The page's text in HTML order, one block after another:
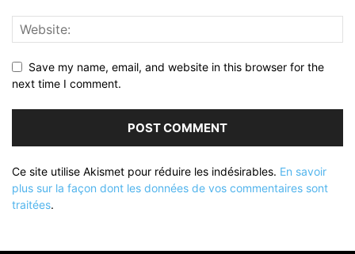
Save my name, email, and website in this browser for the
next time I comment.
Ce site utilise Akismet pour réduire les indésirables. En savoir
plus sur la façon dont les données de vos commentaires sont
traitées.